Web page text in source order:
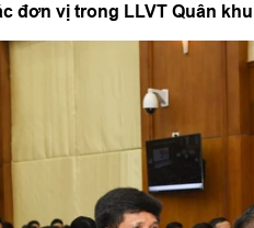
đơn vị trong LLVT Quân